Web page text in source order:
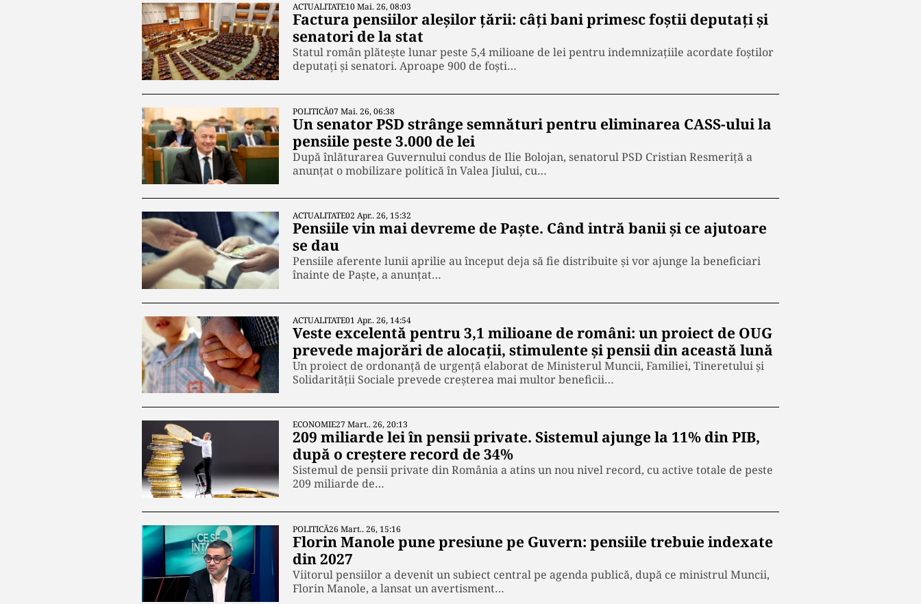
ACTUALITATE10 Mai. 26, 08:03
Factura pensiilor aleșilor țării: câți bani primesc foștii deputați și
senatori de la stat
Statul român plătește lunar peste 5,4 milioane de lei pentru indemnizațiile acordate foștilor
deputați și senatori. Aproape 900 de foști…
POLITICĂ07 Mai. 26, 06:38
Un senator PSD strânge semnături pentru eliminarea CASS-ului la
pensiile peste 3.000 de lei
După înlăturarea Guvernului condus de Ilie Bolojan, senatorul PSD Cristian Resmeriță a
anunțat o mobilizare politică în Valea Jiului, cu…
ACTUALITATE02 Apr.. 26, 15:32
Pensiile vin mai devreme de Paște. Când intră banii și ce ajutoare
se dau
Pensiile aferente lunii aprilie au început deja să fie distribuite și vor ajunge la beneficiari
înainte de Paște, a anunțat…
ACTUALITATE01 Apr.. 26, 14:54
Veste excelentă pentru 3,1 milioane de români: un proiect de OUG
prevede majorări de alocații, stimulente și pensii din această lună
Un proiect de ordonanță de urgență elaborat de Ministerul Muncii, Familiei, Tineretului și
Solidarității Sociale prevede creșterea mai multor beneficii…
ECONOMIE27 Mart.. 26, 20:13
209 miliarde lei în pensii private. Sistemul ajunge la 11% din PIB,
după o creștere record de 34%
Sistemul de pensii private din România a atins un nou nivel record, cu active totale de peste
209 miliarde de…
POLITICĂ26 Mart.. 26, 15:16
Florin Manole pune presiune pe Guvern: pensiile trebuie indexate
din 2027
Viitorul pensiilor a devenit un subiect central pe agenda publică, după ce ministrul Muncii,
Florin Manole, a lansat un avertisment…